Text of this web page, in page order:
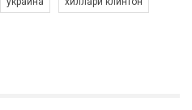
проти ЛГБТ в Україні.
- просто натисни "лайк" під
for the development of